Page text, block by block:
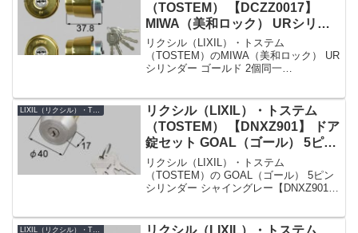
（TOSTEM） 【DCZZ0017】
MIWA（美和ロック） URシリン
ダー 玄関ドア用 ゴールド 2個同
一
リクシル（LIXIL）・トステム
（TOSTEM）のMIWA（美和ロック） UR
シリンダー ゴールド 2個同一
色ゴールドセット内容本体×2、キー×5K
シリーズ...
LIXIL（リクシル）・TOSTEM（トステム）
リクシル（LIXIL）・トステム
（TOSTEM） 【DNXZ901】 ドア
錠セット GOAL（ゴール） 5ピン
シリンダー 勝手口ドア用 シャイ
ングレー
リクシル（LIXIL）・トステム
（TOSTEM）の GOAL（ゴール） 5ピン
シリンダー シャイングレー【DNXZ901】
セット内容本体×1、キー×3Kシリーズ
リクシル（LIXIL）・トステム